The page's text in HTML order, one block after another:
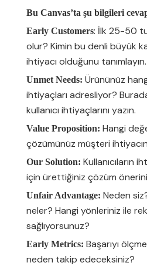
Bu Canvas’ta şu bilgileri
Early Customers: İlk 25-50
olur? Kimin bu denli büyük
ihtiyacı olduğunu tanımlayın.
Unmet Needs: Ürününüz
ihtiyaçları adresliyor?
kullanıcı ihtiyaçlarını yazın.
Value Proposition: Hangi
çözümünüz müşteri
Our Solution: Kullanıcıların
için ürettiğiniz çözüm
Unfair Advantage: Neden
neler? Hangi yönleriniz ile
sağlıyorsunuz?
Early Metrics: Başarıyı
neden takip edeceksiniz?